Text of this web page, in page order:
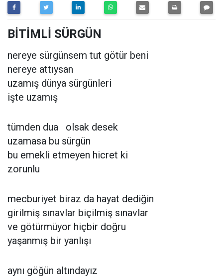
BİTİMLİ SÜRGÜN
nereye sürgünsem tut götür beni
nereye attıysan
uzamış dünya sürgünleri
işte uzamış
tümden dua olsak desek
uzamasa bu sürgün
bu emekli etmeyen hicret ki
zorunlu
mecburiyet biraz da hayat dediğin
girilmiş sınavlar biçilmiş sınavlar
ve götürmüyor hiçbir doğru
yaşanmış bir yanlışı
aynı göğün altındayız